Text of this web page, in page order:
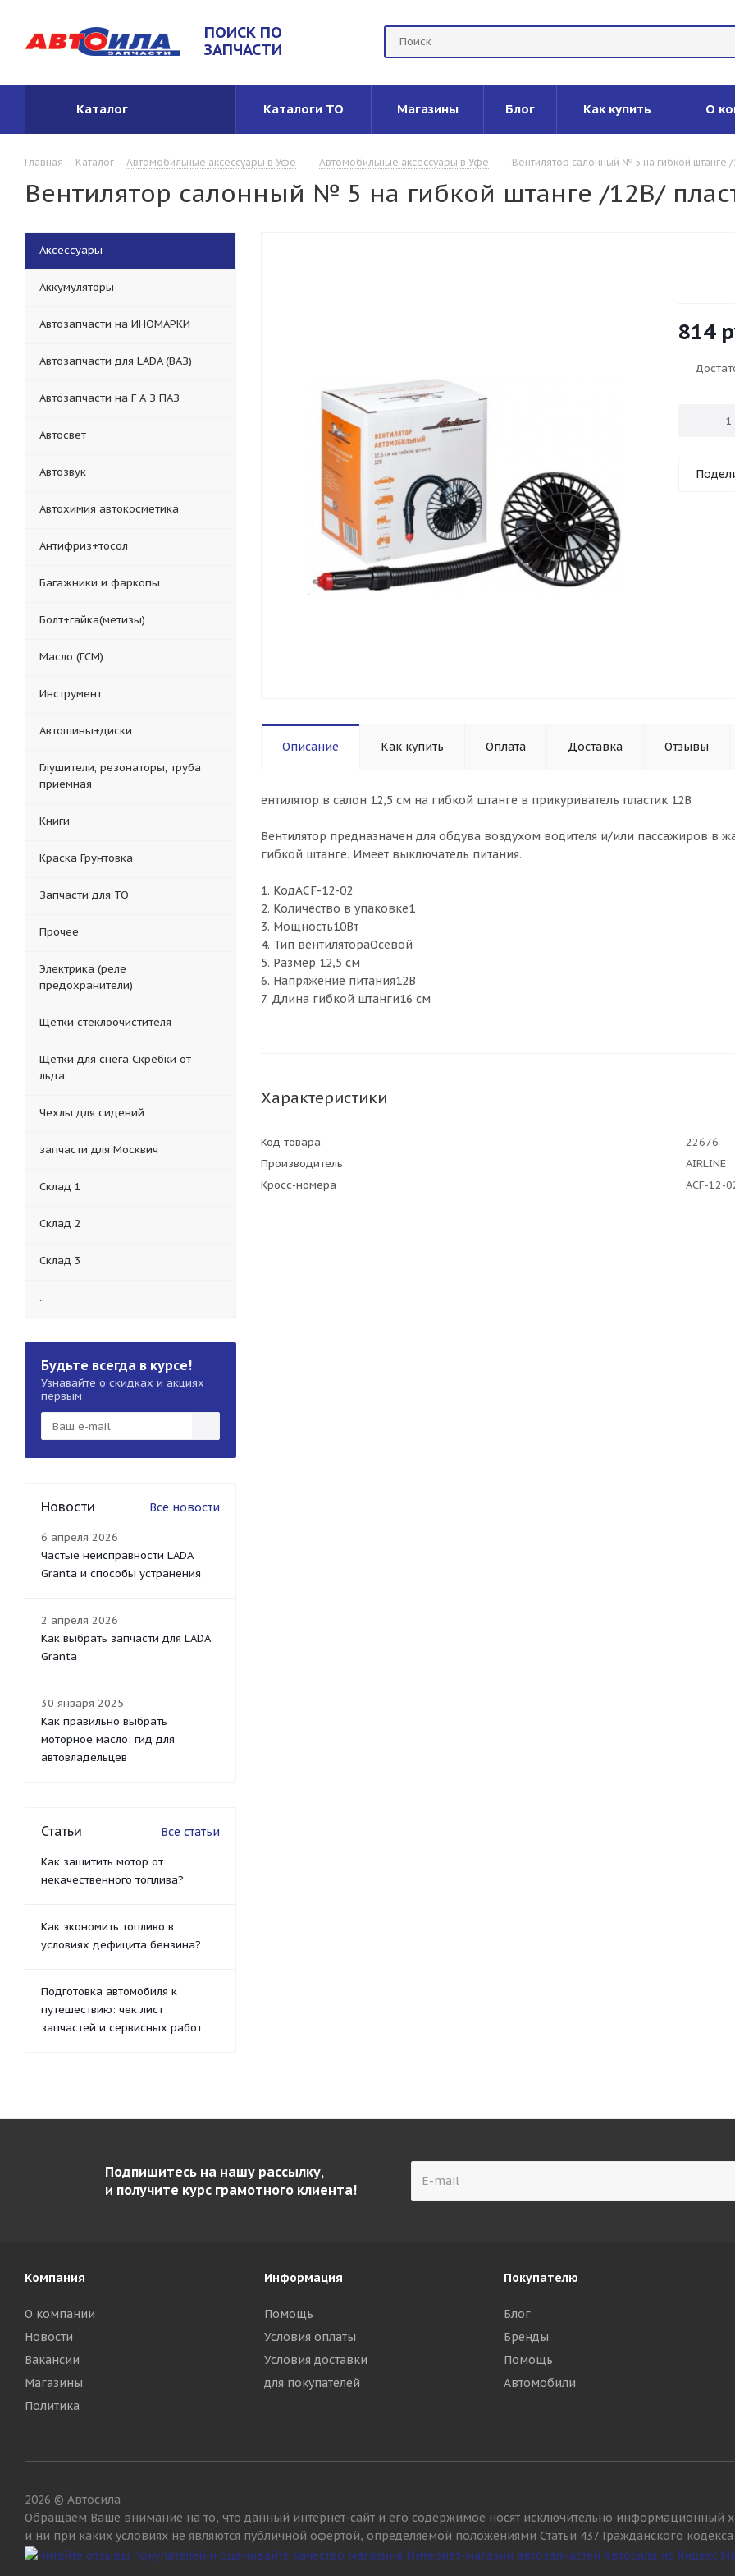
ПОИСК ПО
ЗАПЧАСТИ
Каталог Каталоги ТО Магазины Блог Как купить О
Главная - Каталог - Автомобильные аксессуары в Уфе - Автомобильные аксессуары в Уфе - Вентилятор салонный № 5 на гибкой штанге
Вентилятор салонный № 5 на гибкой штанге /12В/
814
Описание Как купить Оплата Доставка Отзывы
ентилятор в салон 12,5 см на гибкой штанге в прикуриватель пластик 12В
Вентилятор предназначен для обдува воздухом водителя и/или пассажиров в
гибкой штанге. Имеет выключатель питания.
1. КодACF-12-02
2. Количество в упаковке1
3. Мощность10Вт
4. Тип вентилятораОсевой
5. Размер 12,5 см
6. Напряжение питания12В
7. Длина гибкой штанги16 см
Характеристики
Код товара
22676
Производитель
AIRLINE
Кросс-номера
ACF-12-
Аксессуары
Аккумуляторы
Автозапчасти на ИНОМАРКИ
Автозапчасти для LADA (ВАЗ)
Автозапчасти на Г А З ПАЗ
Автосвет
Автозвук
Автохимия автокосметика
Антифриз+тосол
Багажники и фаркопы
Болт+гайка(метизы)
Масло (ГСМ)
Инструмент
Автошины+диски
Глушители, резонаторы, труба
приемная
Книги
Краска Грунтовка
Запчасти для ТО
Прочее
Электрика (реле
предохранители)
Щетки стеклоочистителя
Щетки для снега Скребки от
льда
Чехлы для сидений
запчасти для Москвич
Склад 1
Склад 2
Склад 3
..
Будьте всегда в курсе!
Узнавайте о скидках и акциях
первым
Новости Все новости
6 апреля 2026
Частые неисправности LADA
Granta и способы устранения
2 апреля 2026
Как выбрать запчасти для LADA
Granta
30 января 2025
Как правильно выбрать
моторное масло: гид для
автовладельцев
Статьи Все статьи
Как защитить мотор от
некачественного топлива?
Как экономить топливо в
условиях дефицита бензина?
Подготовка автомобиля к
путешествию: чек лист
запчастей и сервисных работ
Подпишитесь на нашу рассылку,
и получите курс грамотного клиента!
Компания
О компании
Новости
Вакансии
Магазины
Политика
Информация
Помощь
Условия оплаты
Условия доставки
для покупателей
Покупателю
Блог
Бренды
Помощь
Автомобили
2026 © Автосила
Обращаем Ваше внимание на то, что данный интернет-сайт и его содержимое носят исключительно информационный
и ни при каких условиях не являются публичной офертой, определяемой положениями Статьи 437 Гражданского